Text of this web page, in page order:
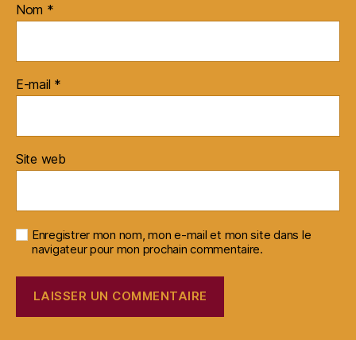
Nom *
E-mail *
Site web
Enregistrer mon nom, mon e-mail et mon site dans le
navigateur pour mon prochain commentaire.